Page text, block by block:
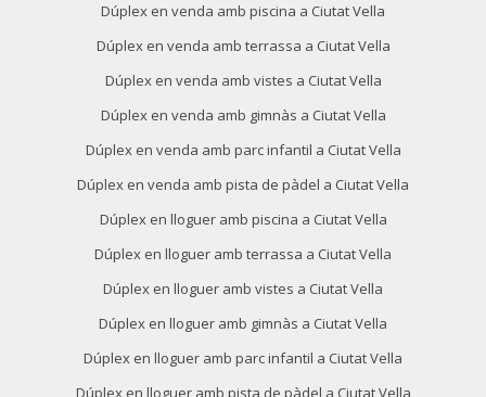
Dúplex en venda amb piscina a Ciutat Vella
Dúplex en venda amb terrassa a Ciutat Vella
Dúplex en venda amb vistes a Ciutat Vella
Dúplex en venda amb gimnàs a Ciutat Vella
Dúplex en venda amb parc infantil a Ciutat Vella
Dúplex en venda amb pista de pàdel a Ciutat Vella
Dúplex en lloguer amb piscina a Ciutat Vella
Dúplex en lloguer amb terrassa a Ciutat Vella
Dúplex en lloguer amb vistes a Ciutat Vella
Dúplex en lloguer amb gimnàs a Ciutat Vella
Dúplex en lloguer amb parc infantil a Ciutat Vella
Dúplex en lloguer amb pista de pàdel a Ciutat Vella